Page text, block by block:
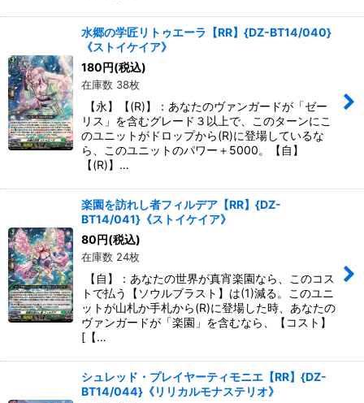
水郷の学匠リトゥエーラ【RR】{DZ-BT14/040}
《ストイケイア》
180円(税込)
在庫数 38枚
【永】【(R)】：あなたのヴァンガードが「ゼー
リス」を含むグレード３以上で、このターンにこ
のユニットがドロップから(R)に登場しているな
ら、このユニットのパワー＋5000。【自】
【(R)】…
楽園を訪れし者フィルデア【RR】{DZ-
BT14/041}《ストイケイア》
80円(税込)
在庫数 24枚
【自】：あなたの世界が真宵楽園なら、このコス
トで払う【ソウルブラスト】は(1)減る。このユニ
ットが山札か手札から(R)に登場した時、あなたの
ヴァンガードが「楽園」を含むなら、【コスト】
[【…
シュレッド・プレイヤーティモニエ【RR】{DZ-
BT14/044}《リリカルモナステリオ》